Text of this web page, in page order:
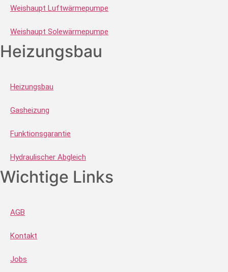
Weishaupt Luftwärmepumpe
Weishaupt Solewärmepumpe
Heizungsbau
Heizungsbau
Gasheizung
Funktionsgarantie
Hydraulischer Abgleich
Wichtige Links
AGB
Kontakt
Jobs